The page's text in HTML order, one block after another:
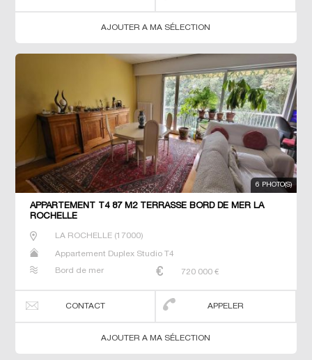
AJOUTER A MA SÉLECTION
6 PHOTO(S)
APPARTEMENT T4 87 M2 TERRASSE BORD DE MER LA
ROCHELLE
LA ROCHELLE(17000)
Appartement Duplex Studio T4
Bord de mer 720 000 €
CONTACT APPELER
AJOUTER A MA SÉLECTION